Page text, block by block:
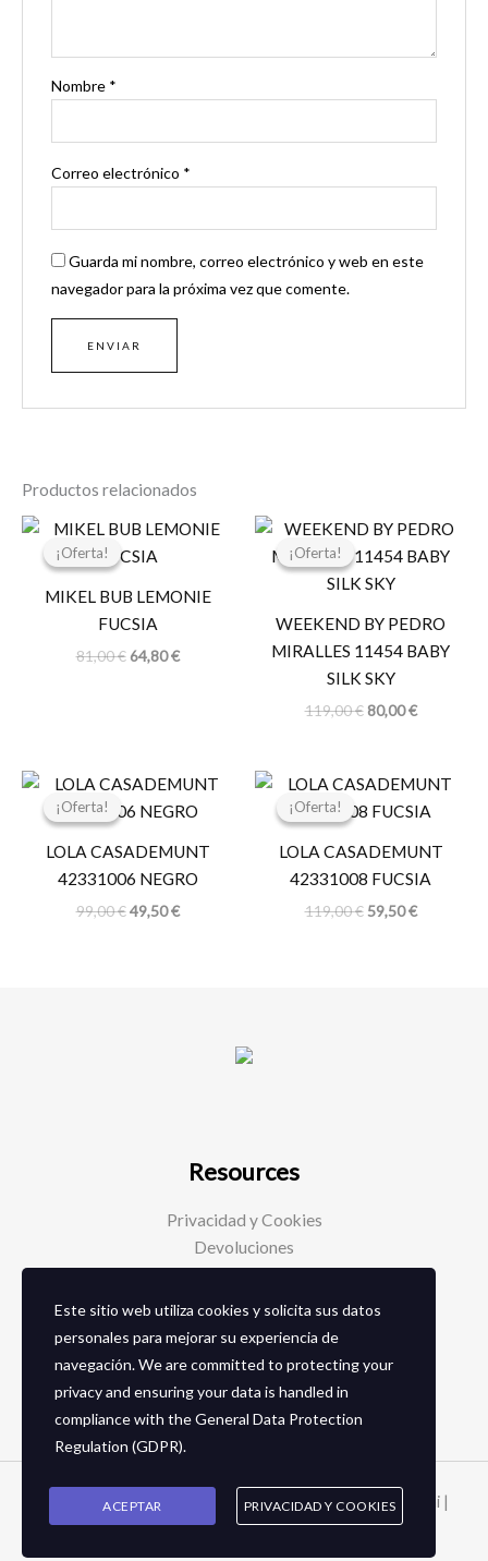
Nombre *
Correo electrónico *
Guarda mi nombre, correo electrónico y web en este
navegador para la próxima vez que comente.
Productos relacionados
¡Oferta!
¡Oferta!
MIKEL BUB LEMONIE
FUCSIA
81,00€
El
original
81,00 €.
64,80€
El
64,80 €.
¡Oferta!
¡Oferta!
WEEKEND BY PEDRO
MIRALLES 11454 BABY
SILK SKY
119,00€
El
original
era:
80,00€
El
actual
¡Oferta!
¡Oferta!
LOLA CASADEMUNT
42331006 NEGRO
99,00€
El
original
99,00 €.
49,50€
El
actual
49,50 €.
¡Oferta!
¡Oferta!
LOLA CASADEMUNT
42331008 FUCSIA
119,00€
El
original
119,00 €.
59,50€
El
actual
59,50 €.
Resources
Privacidad y Cookies
Devoluciones
Social Media
Facebook
Instagram
Copyright © 2026 Zapaterias en granada - Calzados toñi |
2024
Este sitio web utiliza cookies y solicita sus datos
personales para mejorar su experiencia de
navegación. We are committed to protecting your
privacy and ensuring your data is handled in
compliance with theGeneral Data Protection
Regulation (GDPR).
ACEPTAR PRIVACIDAD Y COOKIES